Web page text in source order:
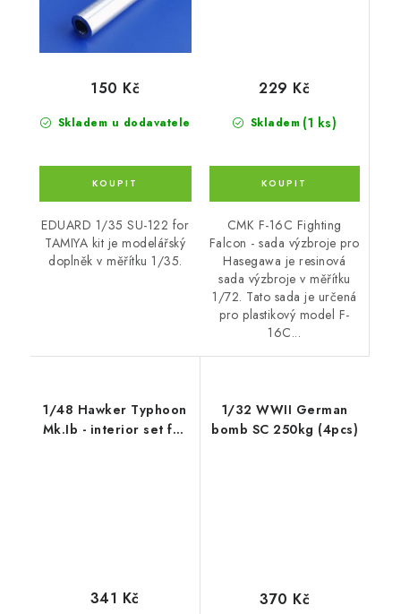
Skladem u dodavatele
150 Kč
EDUARD 1/35 SU-122 for
TAMIYA kit je modelářský
doplněk v měřítku 1/35.
Skladem (1 ks)
229 Kč
CMK F-16C Fighting
Falcon - sada výzbroje pro
Hasegawa je resinová
sada výzbroje v měřítku
1/72. Tato sada je určená
pro plastikový model F-
16C...
1/48 Hawker Typhoon
Mk.Ib - interior set for
341 Kč
1/32 WWII German
bomb SC 250kg (4pcs)
370 Kč